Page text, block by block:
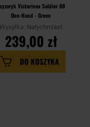
Victorinox Soldier 08
One-Hand - Green
Wysyłka: Natychmiast
239,00 zł
DO KOSZYKA